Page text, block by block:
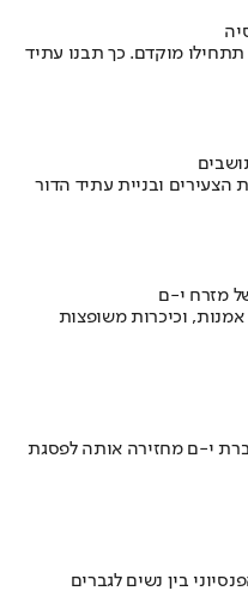
מוקדם. כך תבנו עתיד
הצעירים ובניית עתיד הדור
מזרח י-ם
וכיכרות משופצות
י-ם מחזירה אותה לפסגת
בין נשים לגברים